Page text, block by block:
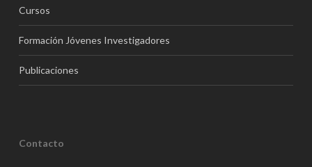
Cursos
Formación Jóvenes Investigadores
Publicaciones
Contacto